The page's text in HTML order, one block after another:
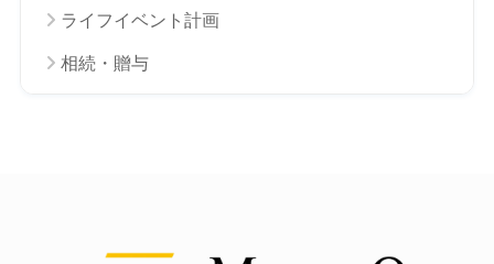
ライフイベント計画
相続・贈与